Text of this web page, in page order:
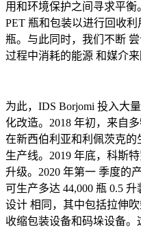
用和环境保护之间寻求平
PET 瓶和包装以进行回收
瓶。与此同时，我们不断
过程中消耗的能源 和媒介
为此，IDS Borjomi 投入大
化改造。2018 年初，来自
在新西伯利亚和利佩茨克
生产线。2019 年底，科斯
升级。2020 年第一 季度的
可生产多达 44,000 瓶 0.5
设计 相同，其中包括拉伸
收缩包装设备和码垛设备